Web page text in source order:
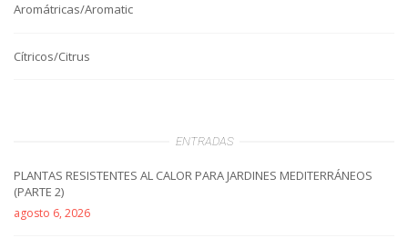
Aromátricas/Aromatic
Cítricos/Citrus
ENTRADAS
PLANTAS RESISTENTES AL CALOR PARA JARDINES MEDITERRÁNEOS
(PARTE 2)
agosto 6, 2026